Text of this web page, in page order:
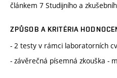
článkem 7 Studijního a
ZPŮSOB A KRITÉRIA
- 2 testy v rámci laboratorních
- závěrečná písemná zkouška -